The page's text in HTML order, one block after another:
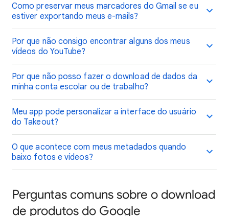
Como preservar meus marcadores do Gmail se eu
estiver exportando meus e-mails?
Por que não consigo encontrar alguns dos meus
vídeos do YouTube?
Por que não posso fazer o download de dados da
minha conta escolar ou de trabalho?
Meu app pode personalizar a interface do usuário
do Takeout?
O que acontece com meus metadados quando
baixo fotos e vídeos?
Perguntas comuns sobre o download
de produtos do Google